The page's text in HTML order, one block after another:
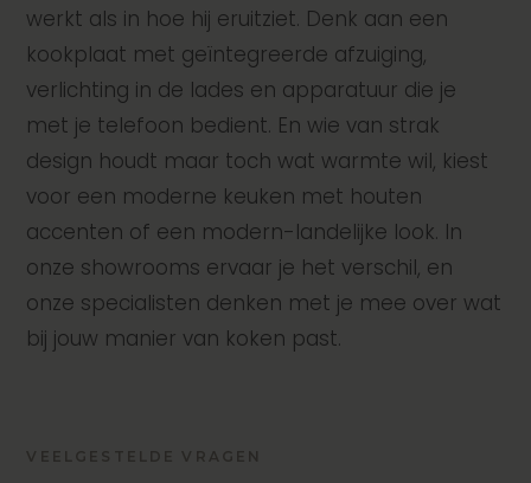
werkt als in hoe hij eruitziet. Denk aan een
kookplaat met geïntegreerde afzuiging,
verlichting in de lades en apparatuur die je
met je telefoon bedient. En wie van strak
design houdt maar toch wat warmte wil, kiest
voor een moderne keuken met houten
accenten of een modern-landelijke look. In
onze showrooms ervaar je het verschil, en
onze specialisten denken met je mee over wat
bij jouw manier van koken past.
VEELGESTELDE VRAGEN